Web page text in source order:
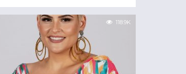
118.9K